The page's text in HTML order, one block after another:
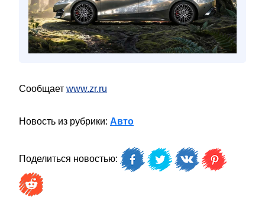
Сообщает www.zr.ru
Новость из рубрики: Авто
Поделиться новостью: